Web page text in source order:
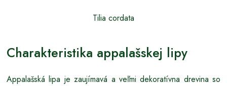
Tilia cordata
Charakteristika appalašskej lipy
Appalašská lipa je zaujímavá a veľmi dekoratívna drevina so